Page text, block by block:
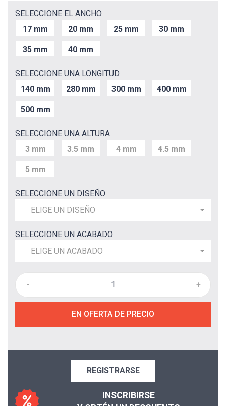
SELECCIONE EL ANCHO
17 mm
20 mm 25 mm 30 mm
35 mm 40 mm
SELECCIONE UNA LONGITUD
140 mm
280 mm 300 mm 400 mm
500 mm
SELECCIONE UNA ALTURA
3 mm
3.5 mm 4 mm 4.5 mm
5 mm
SELECCIONE UN DISEÑO
ELIGE UN DISEÑO
SELECCIONE UN ACABADO
ELIGE UN ACABADO
- +
EN OFERTA DE PRECIO
REGISTRARSE
INSCRIBIRSE